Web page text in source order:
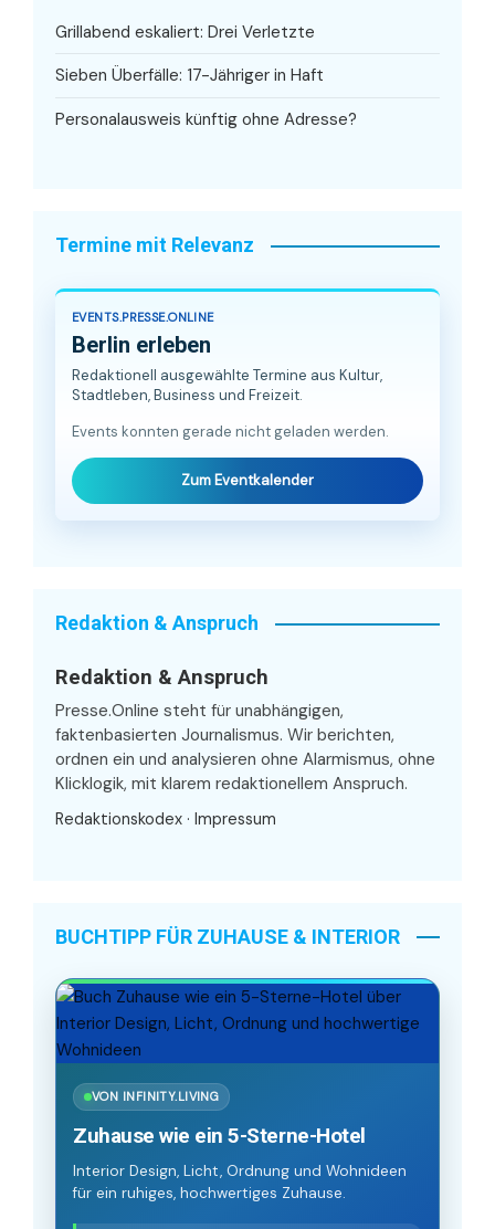
Grillabend eskaliert: Drei Verletzte
Sieben Überfälle: 17-Jähriger in Haft
Personalausweis künftig ohne Adresse?
Termine mit Relevanz
EVENTS.PRESSE.ONLINE
Berlin erleben
Redaktionell ausgewählte Termine aus Kultur,
Stadtleben, Business und Freizeit.
Events konnten gerade nicht geladen werden.
Zum Eventkalender
Redaktion & Anspruch
Redaktion & Anspruch
Presse.Online steht für unabhängigen,
faktenbasierten Journalismus. Wir berichten,
ordnen ein und analysieren ohne Alarmismus, ohne
Klicklogik, mit klarem redaktionellem Anspruch.
Redaktionskodex · Impressum
BUCHTIPP FÜR ZUHAUSE & INTERIOR
VON INFINITY.LIVING
Zuhause wie ein 5-Sterne-Hotel
Interior Design, Licht, Ordnung und Wohnideen
für ein ruhiges, hochwertiges Zuhause.